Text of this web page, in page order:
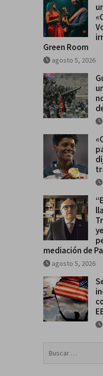
Green Room
agosto 5, 2026
mediación de
agosto 5, 2026